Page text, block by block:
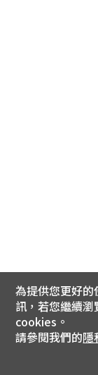
為提供您更好
訊，若您繼續
cookies。
請參閱我們的隱